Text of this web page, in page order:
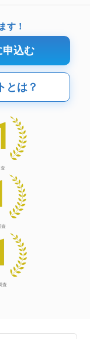
す！
申込む
とは？